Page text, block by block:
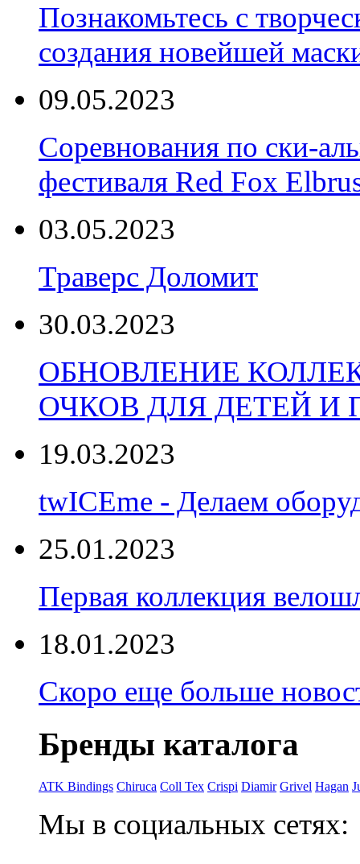
Познакомьтесь с
создания новейшей
09.05.2023
Соревнования по ски-
фестиваля Red Fox
03.05.2023
Траверс Доломит
30.03.2023
ОБНОВЛЕНИЕ
ОЧКОВ ДЛЯ ДЕТЕЙ И
19.03.2023
twICEme - Делаем
25.01.2023
Первая коллекция
18.01.2023
Скоро еще больше
Бренды каталога
ATK Bindings Chiruca Coll Tex Crispi Diamir Grivel Hagan
Мы в социальных сетях: